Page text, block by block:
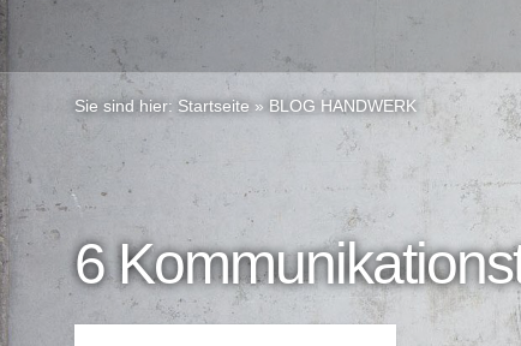
Sie sind hier: Startseite » BLOG HANDWERK
6